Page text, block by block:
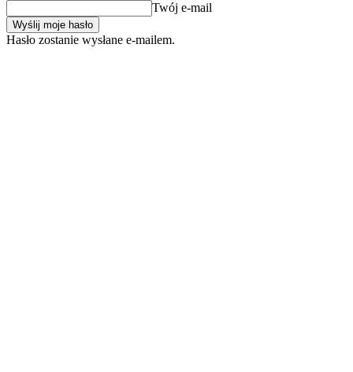
Twój e-mail
Hasło zostanie wysłane e-mailem.